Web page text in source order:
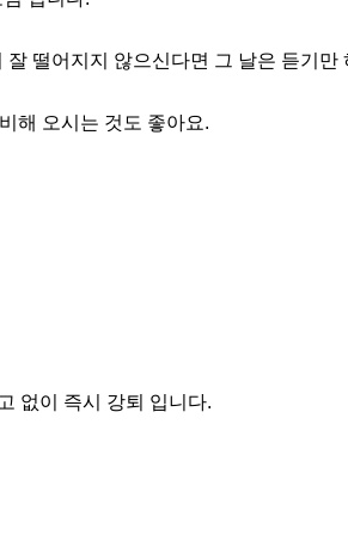
떨어지지 않으신다면 그 날은 듣기만
해 오시는 것도 좋아요.
없이 즉시 강퇴 입니다.